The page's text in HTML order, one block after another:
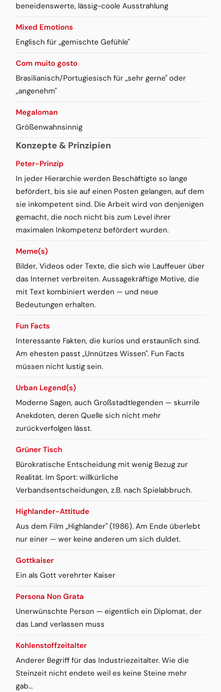
beneidenswerte, lässig-coole Ausstrahlung
Mixed Emotions
Englisch für „gemischte Gefühle"
Com muito gosto
Brasilianisch/Portugiesisch für „sehr gerne" oder
„angenehm"
Megaloman
Größenwahnsinnig
Konzepte & Prinzipien
Peter-Prinzip
In jeder Hierarchie werden Beschäftigte so lange
befördert, bis sie auf einen Posten gelangen, auf dem
sie inkompetent sind. Die Arbeit wird von denjenigen
gemacht, die noch nicht bis zum Level ihrer
maximalen Inkompetenz befördert wurden.
Meme(s)
Bilder, Videos oder Texte, die sich wie Lauffeuer über
das Internet verbreiten. Aussagekräftige Motive, die
mit Text kombiniert werden — und neue
Bedeutungen erhalten.
Fun Facts
Interessante Fakten, die kurios und erstaunlich sind.
Am ehesten passt „Unnützes Wissen". Fun Facts
müssen nicht lustig sein.
Urban Legend(s)
Moderne Sagen, auch Großstadtlegenden — skurrile
Anekdoten, deren Quelle sich nicht mehr
zurückverfolgen lässt.
Grüner Tisch
Bürokratische Entscheidung mit wenig Bezug zur
Realität. Im Sport: willkürliche
Verbandsentscheidungen, z.B. nach Spielabbruch.
Highlander-Attitude
Aus dem Film „Highlander" (1986). Am Ende überlebt
nur einer — wer keine anderen um sich duldet.
Gottkaiser
Ein als Gott verehrter Kaiser
Persona Non Grata
Unerwünschte Person — eigentlich ein Diplomat, der
das Land verlassen muss
Kohlenstoffzeitalter
Anderer Begriff für das Industriezeitalter. Wie die
Steinzeit nicht endete weil es keine Steine mehr
gab…